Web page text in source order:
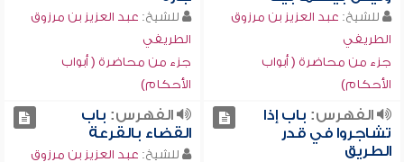
للشيخ: عبد العزيز بن مرزوق
الطريفي
جزء من محاضرة ( أبواب
الأحكام)
للشيخ: عبد العزيز بن مرزوق
الطريفي
جزء من محاضرة ( أبواب
الأحكام)
الفهرس: باب إذا
تشاجروا في قدر
الطريق
الفهرس: باب
القضاء بالقرعة
للشيخ: عبد العزيز بن مرزوق